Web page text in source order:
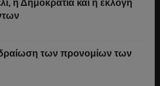
η Δημοκρατία και η εκλογή
των προνομίων των